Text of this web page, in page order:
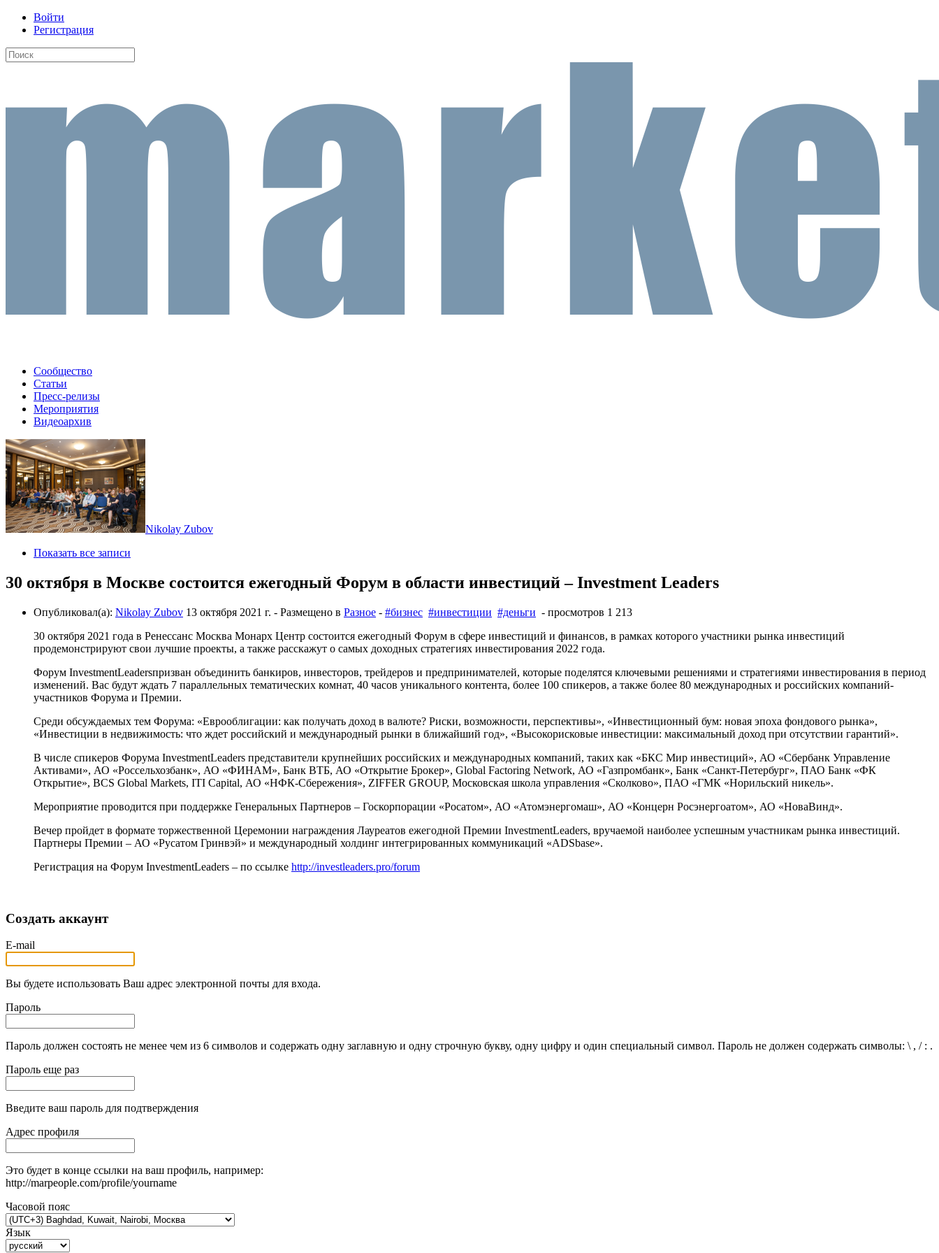
Войти
Регистрация
Сообщество
Статьи
Пресс-релизы
Мероприятия
Видеоархив
Nikolay Zubov
Показать все записи
30 октября в Москве состоится ежегодный Форум в области инвестиций – Investment Leaders
Опубликовал(а): Nikolay Zubov 13 октября 2021 г. - Размещено в Разное - #бизнес #инвестиции #деньги - просмотров 1 213
30 октября 2021 года в Ренессанс Москва Монарх Центр состоится ежегодный Форум в сфере инвестиций и финансов, в рамках которого участники рынка инвестиций
продемонстрируют свои лучшие проекты, а также расскажут о самых доходных стратегиях инвестирования 2022 года.
Форум InvestmentLeadersпризван объединить банкиров, инвесторов, трейдеров и предпринимателей, которые поделятся ключевыми решениями и стратегиями инвестирования в период
изменений. Вас будут ждать 7 параллельных тематических комнат, 40 часов уникального контента, более 100 спикеров, а также более 80 международных и российских компаний-
участников Форума и Премии.
Среди обсуждаемых тем Форума: «Еврооблигации: как получать доход в валюте? Риски, возможности, перспективы», «Инвестиционный бум: новая эпоха фондового рынка»,
«Инвестиции в недвижимость: что ждет российский и международный рынки в ближайший год», «Высокорисковые инвестиции: максимальный доход при отсутствии гарантий».
В числе спикеров Форума InvestmentLeaders представители крупнейших российских и международных компаний, таких как «БКС Мир инвестиций», АО «Сбербанк Управление
Активами», АО «Россельхозбанк», АО «ФИНАМ», Банк ВТБ, АО «Открытие Брокер», Global Factoring Network, АО «Газпромбанк», Банк «Санкт-Петербург», ПАО Банк «ФК
Открытие», BCS Global Markets, ITI Capital, АО «НФК-Сбережения», ZIFFER GROUP, Московская школа управления «Сколково», ПАО «ГМК «Норильский никель».
Мероприятие проводится при поддержке Генеральных Партнеров – Госкорпорации «Росатом», АО «Атомэнергомаш», АО «Концерн Росэнергоатом», АО «НоваВинд».
Вечер пройдет в формате торжественной Церемонии награждения Лауреатов ежегодной Премии InvestmentLeaders, вручаемой наиболее успешным участникам рынка инвестиций.
Партнеры Премии – АО «Русатом Гринвэй» и международный холдинг интегрированных коммуникаций «ADSbase».
Регистрация на Форум InvestmentLeaders – по ссылке http://investleaders.pro/forum
Создать аккаунт
E-mail
Вы будете использовать Ваш адрес электронной почты для входа.
Пароль
Пароль должен состоять не менее чем из 6 символов и содержать одну заглавную и одну строчную букву, одну цифру и один специальный символ. Пароль не должен содержать символы: \ , / : .
Пароль еще раз
Введите ваш пароль для подтверждения
Адрес профиля
Это будет в конце ссылки на ваш профиль, например:
http://marpeople.com/profile/yourname
Часовой пояс
Язык